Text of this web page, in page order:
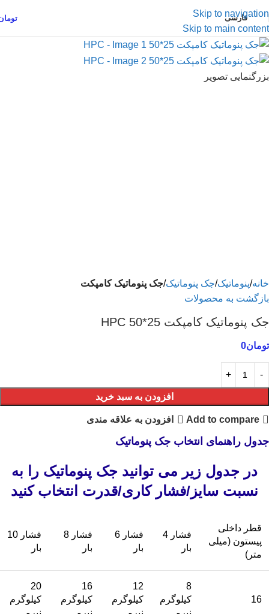
Skip to navigation
Skip to main content
فارسی
بزرگنمایی تصویر
خانه پنوماتیک جک پنوماتیک جک پنوماتیک کامپکت
بازگشت به محصولات
جک پنوماتیک کامپکت 25*50 HPC
تومان0
افزودن به سبد خرید
Add to compare افزودن به علاقه مندی
جدول راهنمای انتخاب جک پنوماتیک
در جدول زیر می توانید جک پنوماتیک را به
نسبت سایز/فشار کاری/قدرت انتخاب کنید
قطر داخلی
پیستون (میلی
متر)
فشار 4
بار
فشار 6
بار
فشار 8
بار
فشار 10
بار
16
8
کیلوگرم
12
کیلوگرم
16
کیلوگرم
20
کیلوگرم